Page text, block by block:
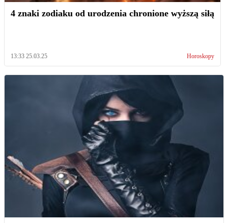
4 znaki zodiaku od urodzenia chronione wyższą siłą
13:33 25.03.25 Horoskopy